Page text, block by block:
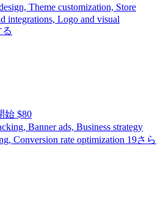
Theme customization, Store
integrations, Logo and visual
始 $80
Banner ads, Business strategy
Conversion rate optimization 19さら